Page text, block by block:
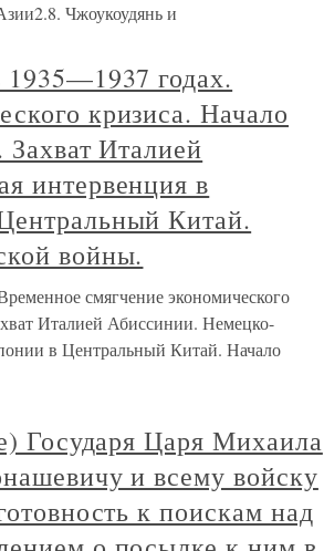
Чжоукоудянь и
годах.
кризиса. Начало
Захват Италией
интервенция в
Китай.
войны.
смягчение экономического
Италией Абиссинии. Немецко-
в Центральный Китай. Начало
Государя Царя Михаила
и всему войску
к поискам над